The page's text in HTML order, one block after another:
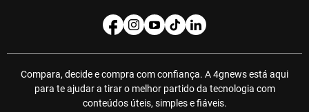
Compara, decide e compra com confiança. A 4gnews está aqui
para te ajudar a tirar o melhor partido da tecnologia com
conteúdos úteis, simples e fiáveis.